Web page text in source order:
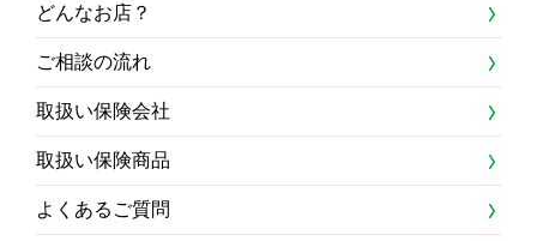
どんなお店？
ご相談の流れ
取扱い保険会社
取扱い保険商品
よくあるご質問